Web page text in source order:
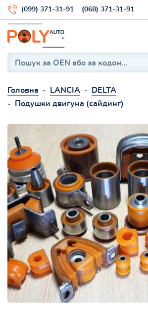
(099) 371-31-91 (068) 371-31-91
Головна LANCIA
DELTA
Подушки двигуна (сайдинг)